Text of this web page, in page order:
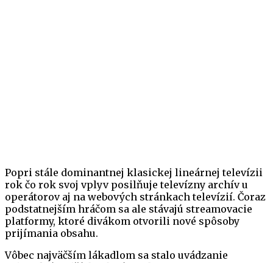
Popri stále dominantnej klasickej lineárnej televízii
rok čo rok svoj vplyv posilňuje televízny archív u
operátorov aj na webových stránkach televízií. Čoraz
podstatnejším hráčom sa ale stávajú streamovacie
platformy, ktoré divákom otvorili nové spôsoby
prijímania obsahu.
Vôbec najväčším lákadlom sa stalo uvádzanie